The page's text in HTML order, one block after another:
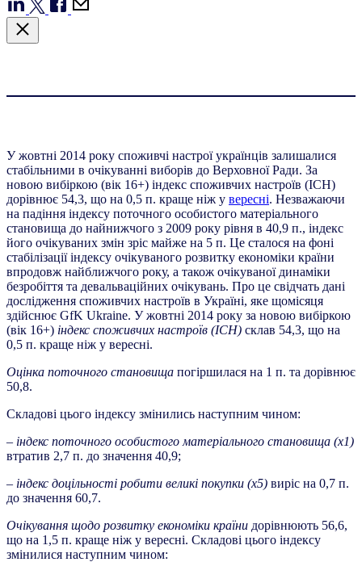
У жовтні 2014 року споживчі настрої українців залишалися
стабільними в очікуванні виборів до Верховної Ради. За
новою вибіркою (вік 16+) індекс споживчих настроїв (ІСН)
дорівнює 54,3, що на 0,5 п. краще ніж у вересні. Незважаючи
на падіння індексу поточного особистого матеріального
становища до найнижчого з 2009 року рівня в 40,9 п., індекс
його очікуваних змін зріс майже на 5 п. Це сталося на фоні
стабілізації індексу очікуваного розвитку економіки країни
впродовж найближчого року, а також очікуваної динаміки
безробіття та девальваційних очікувань. Про це свідчать дані
дослідження споживчих настроїв в Україні, яке щомісяця
здійснює GfK Ukraine. У жовтні 2014 року за новою вибіркою
(вік 16+) індекс споживчих настроїв (ІСН) склав 54,3, що на
0,5 п. краще ніж у вересні.
Оцінка поточного становища погіршилася на 1 п. та дорівнює
50,8.
Складові цього індексу змінились наступним чином:
– індекс поточного особистого матеріального становища (х1)
втратив 2,7 п. до значення 40,9;
– індекс доцільності робити великі покупки (х5) виріс на 0,7 п.
до значення 60,7.
Очікування щодо розвитку економіки країни дорівнюють 56,6,
що на 1,5 п. краще ніж у вересні. Складові цього індексу
змінилися наступним чином: